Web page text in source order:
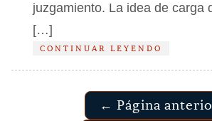
juzgamiento. La idea de carga
[…]
CONTINUAR LEYENDO
← Página